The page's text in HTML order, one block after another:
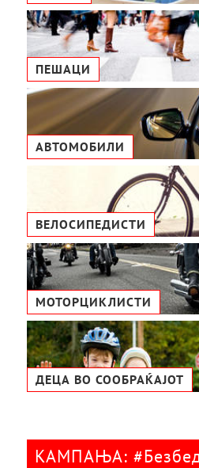
ПЕШАЦИ
АВТОМОБИЛИ
ВЕЛОСИПЕДИСТИ
МОТОРЦИКЛИСТИ
ДЕЦА ВО СООБРАЌАЈОТ
КАМПАЊА: